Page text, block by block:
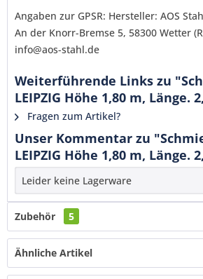
Senden
Angaben zur GPSR: Hersteller: AOS
An der Knorr-Bremse 5, 58300 Wetter
info@aos-stahl.de
Weiterführende Links zu
LEIPZIG Höhe 1,80 m, Länge.
Fragen zum Artikel?
Unser Kommentar zu
LEIPZIG Höhe 1,80 m, Länge.
Leider keine Lagerware
Zubehör 5
Ähnliche Artikel